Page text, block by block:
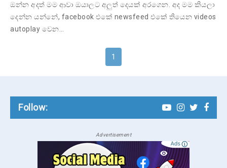
ඔන්න අදත් මම ආවා ඔයාලට අලුත් දෙයක් අරගෙන. අද මම කියලා
දෙන්න යන්නේ, facebook එකේ newsfeed එකේ තියෙන videos
autoplay වෙන…
1
Follow:
Advertisement